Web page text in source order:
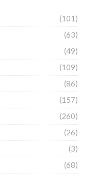
(101)
(63)
(49)
(109)
(86)
(157)
(260)
(26)
(3)
(68)